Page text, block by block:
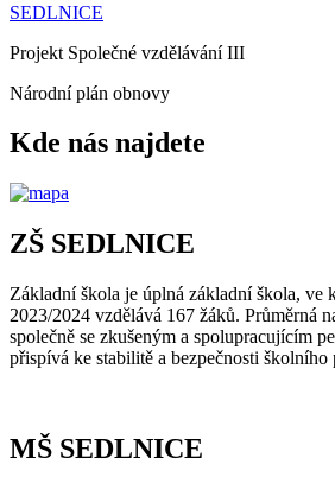
SEDLNICE
Projekt Společné vzdělávání III
Národní plán obnovy
Kde nás najdete
ZŠ SEDLNICE
Základní škola je úplná základní škola, ve
2023/2024 vzdělává 167 žáků. Průměrná
společně se zkušeným a spolupracujícím
přispívá ke stabilitě a bezpečnosti školního
MŠ SEDLNICE